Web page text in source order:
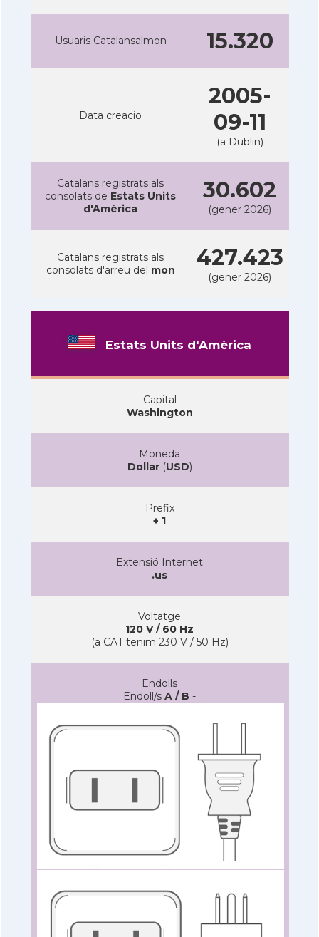
Usuaris Catalansalmon 15.320
Data creacio
2005-
09-11
(a Dublin)
Catalans registrats als
consolats de Estats Units
d'Amèrica
30.602
(gener 2026)
Catalans registrats als
consolats d'arreu del mon 427.423
(gener 2026)
Estats Units d'Amèrica
Capital
Washington
Moneda
Dollar(USD)
Prefix
+ 1
Extensió Internet
.us
Voltatge
120 V / 60 Hz
(a CAT tenim 230 V / 50 Hz)
Endolls
Endoll/s A / B -